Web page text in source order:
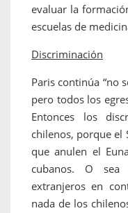
evaluar la
escuelas de
Discriminación
Paris continúa “no
pero todos los
Entonces los
chilenos, porque el
que anulen el
cubanos. O
extranjeros en
nada de los